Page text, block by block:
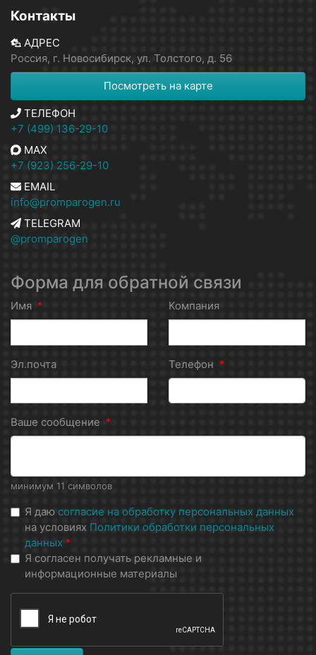
Контакты
АДРЕС
Россия, г. Новосибирск, ул. Толстого, д. 56
Посмотреть на карте
ТЕЛЕФОН
+7 (499) 136-29-10
MAX
+7 (923) 256-29-10
EMAIL
info@promparogen.ru
TELEGRAM
@promparogen
Форма для обратной связи
Имя * Компания
Эл.почта Телефон *
Ваше сообщение *
минимум 11 символов
Я даю согласие на обработку персональных данных
на условиях Политики обработки персональных
данных *
Я согласен получать рекламные и
информационные материалы